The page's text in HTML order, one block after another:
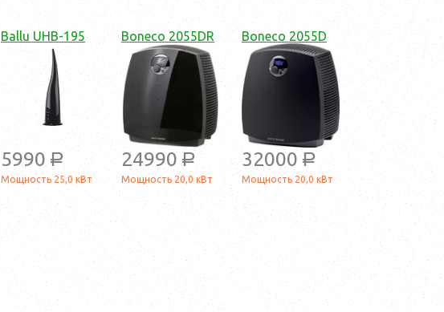
Ballu UHB-195
5990 a
Мощность 25,0 кВт
Boneco 2055DR
24990 a
Мощность 20,0 кВт
Boneco 2055D
32000 a
Мощность 20,0 кВт